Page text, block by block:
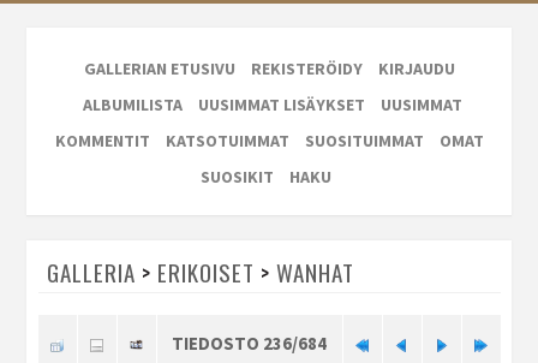
GALLERIAN ETUSIVU REKISTERÖIDY
KIRJAUDU
ALBUMILISTA
UUSIMMAT LISÄYKSET
UUSIMMAT
KOMMENTIT
KATSOTUIMMAT SUOSITUIMMAT
OMAT
SUOSIKIT
HAKU
GALLERIA > ERIKOISET > WANHAT
TIEDOSTO 236/684